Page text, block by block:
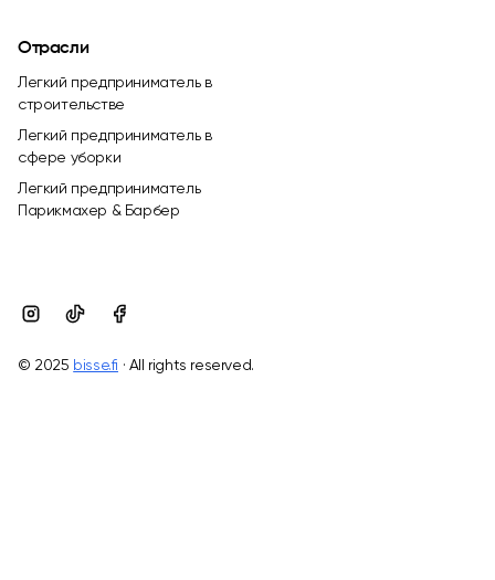
Отрасли
Легкий предприниматель в
строительстве
Легкий предприниматель в
сфере уборки
Легкий предприниматель
Парикмахер & Барбер
© 2025 bisse.fi · All rights reserved.